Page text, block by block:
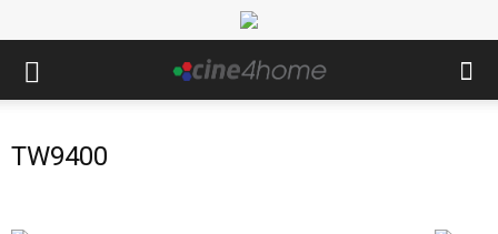
TW9400